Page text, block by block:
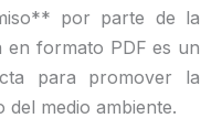
por parte de la
en formato PDF es un
para promover la
medio ambiente.